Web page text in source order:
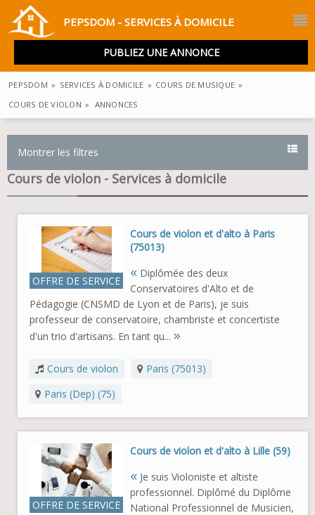
PEPSDOM - SERVICES À DOMICILE
PUBLIEZ UNE ANNONCE
PEPSDOM » SERVICES À DOMICILE » COURS DE MUSIQUE »
COURS DE VIOLON » ANNONCES
Montrer les filtres
Cours de violon - Services à domicile
OFFRE DE SERVICE
Cours de violon et d'alto à Paris
(75013)
« Diplômée des deux
Conservatoires d'Alto et de
Pédagogie (CNSMD de Lyon et de Paris), je suis
professeur de conservatoire, chambriste et concertiste
d'un trio d'artisans. En tant qu... »
Cours de violon
Paris (75013)
Paris (Dep) (75)
OFFRE DE SERVICE
Cours de violon et d'alto à Lille (59)
« Je suis Violoniste et altiste
professionnel. Diplômé du Diplôme
National Professionnel de Musicien,